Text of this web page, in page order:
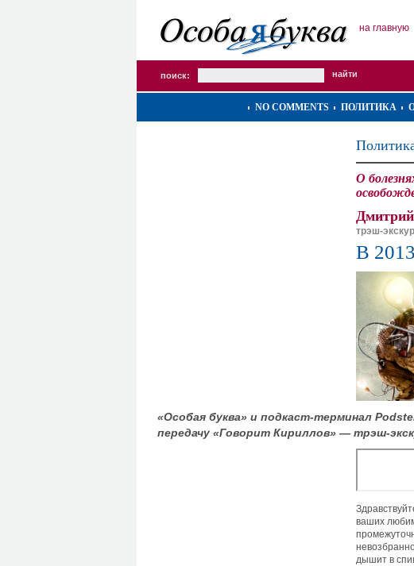
на главную
поиск:
NO COMMENTS ПОЛИТИКА
О
трэш-
В
«Особая буква» и подкаст-терминал
передачу «Говорит Кириллов» — трэш-
ваших
дышит в